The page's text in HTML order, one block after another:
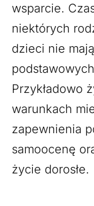
wsparcie.
niektórych
dzieci nie
Przykładowo
warunkach
zapewnienia
samoocenę
życie dorosłe.